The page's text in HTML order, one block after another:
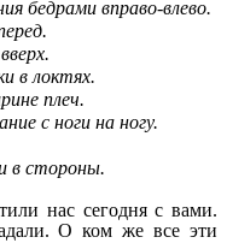
бедрами вправо-влево.
в локтях.
плеч.
с ноги на ногу.
в стороны.
нас сегодня с вами.
О ком же все эти